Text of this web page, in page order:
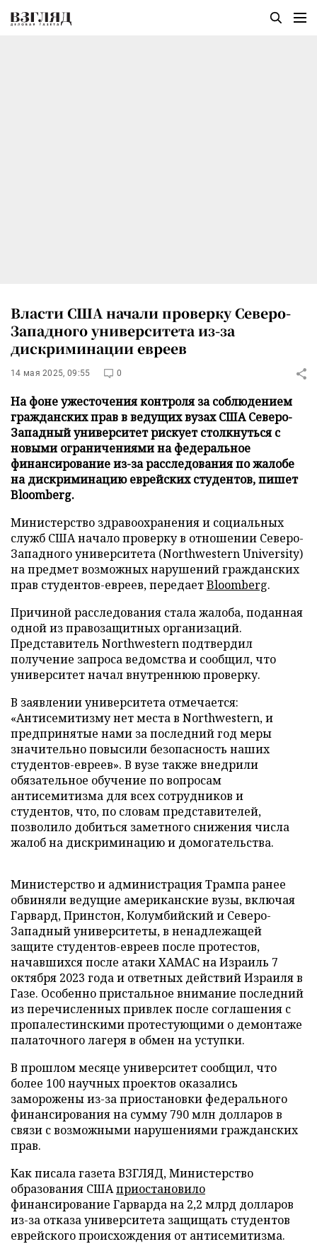
Власти США начали проверку Северо-
Западного университета из-за
дискриминации евреев
14 мая 2025, 09:55 0
На фоне ужесточения контроля за соблюдением
гражданских прав в ведущих вузах США Северо-
Западный университет рискует столкнуться с
новыми ограничениями на федеральное
финансирование из-за расследования по жалобе
на дискриминацию еврейских студентов, пишет
Bloomberg.
Министерство здравоохранения и социальных
служб США начало проверку в отношении Северо-
Западного университета (Northwestern University)
на предмет возможных нарушений гражданских
прав студентов-евреев, передаетBloomberg.
Причиной расследования стала жалоба, поданная
одной из правозащитных организаций.
Представитель Northwestern подтвердил
получение запроса ведомства и сообщил, что
университет начал внутреннюю проверку.
В заявлении университета отмечается:
«Антисемитизму нет места в Northwestern, и
предпринятые нами за последний год меры
значительно повысили безопасность наших
студентов-евреев». В вузе также внедрили
обязательное обучение по вопросам
антисемитизма для всех сотрудников и
студентов, что, по словам представителей,
позволило добиться заметного снижения числа
жалоб на дискриминацию и домогательства.
Министерство и администрация Трампа ранее
обвиняли ведущие американские вузы, включая
Гарвард, Принстон, Колумбийский и Северо-
Западный университеты, в ненадлежащей
защите студентов-евреев после протестов,
начавшихся после атаки ХАМАС на Израиль 7
октября 2023 года и ответных действий Израиля в
Газе. Особенно пристальное внимание последний
из перечисленных привлек после соглашения с
пропалестинскими протестующими о демонтаже
палаточного лагеря в обмен на уступки.
В прошлом месяце университет сообщил, что
более 100 научных проектов оказались
заморожены из-за приостановки федерального
финансирования на сумму 790 млн долларов в
связи с возможными нарушениями гражданских
прав.
Как писала газета ВЗГЛЯД, Министерство
образования СШАприостановило
финансирование Гарварда на 2,2 млрд долларов
из-за отказа университета защищать студентов
еврейского происхождения от антисемитизма.